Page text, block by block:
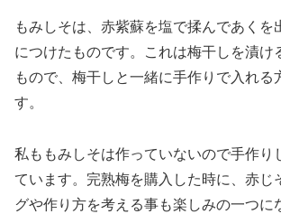
もみしそは、赤紫蘇を塩で揉んであくを
につけたものです。これは梅干しを漬け
もので、梅干しと一緒に手作りで入れる
す。
私ももみしそは作っていないので手作り
ています。完熟梅を購入した時に、赤じ
グや作り方を考える事も楽しみの一つに